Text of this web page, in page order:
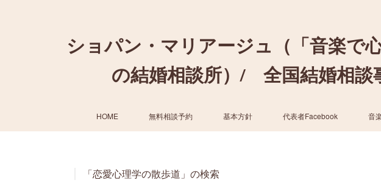
ショパン・マリアージュ（「音楽で
の結婚相談所）/ 全国結婚相談
HOME 無料相談予約 基本方針 代表者Facebook 音
「恋愛心理学の散歩道」の検索